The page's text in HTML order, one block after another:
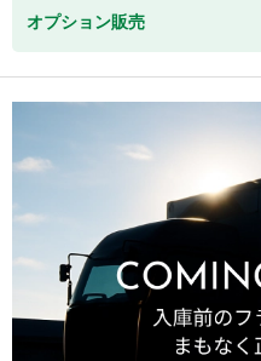
オプション販売